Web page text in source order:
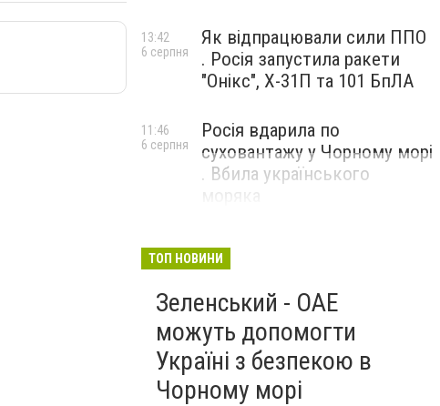
Як відпрацювали сили ППО
. Росія запустила ракети
"Онікс", Х-31П та 101 БпЛА
13:42
6 серпня
Росія вдарила по
суховантажу у Чорному морі
. Вбила українського
11:46
6 серпня
ТОП НОВИНИ
Зеленський - ОАЕ
можуть допомогти
Україні з безпекою в
Чорному морі